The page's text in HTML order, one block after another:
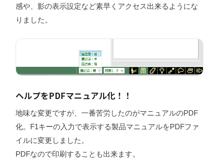
感や、影の表示設定など素早くアクセス出来るようにな
りました。
ヘルプをPDFマニュアル化！！
地味な変更ですが、一番苦労したのがマニュアルのPDF
化。F1キーの入力で表示する製品マニュアルをPDFファ
イルに変更しました。
PDFなので印刷することも出来ます。